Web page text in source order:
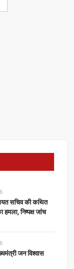
सचिव की कथित
निष्पक्ष जांच
जन विश्वास